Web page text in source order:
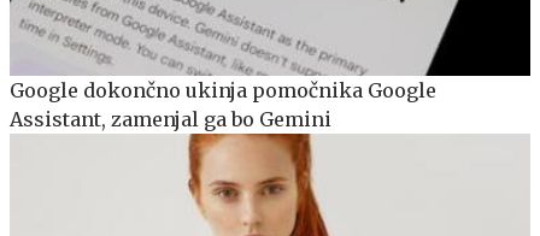
Google dokončno ukinja pomočnika Google
Assistant, zamenjal ga bo Gemini